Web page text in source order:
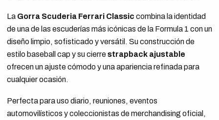
La Gorra Scuderia Ferrari Classic combina la identidad
de una de las escuderías más icónicas de la Formula 1 con un
diseño limpio, sofisticado y versátil. Su construcción de
estilo baseball cap y su cierrestrapback ajustable
ofrecen un ajuste cómodo y una apariencia refinada para
cualquier ocasión.
Perfecta para uso diario, reuniones, eventos
automovilísticos y coleccionistas de merchandising oficial,